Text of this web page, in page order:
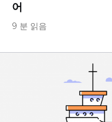
어
9 분 읽음